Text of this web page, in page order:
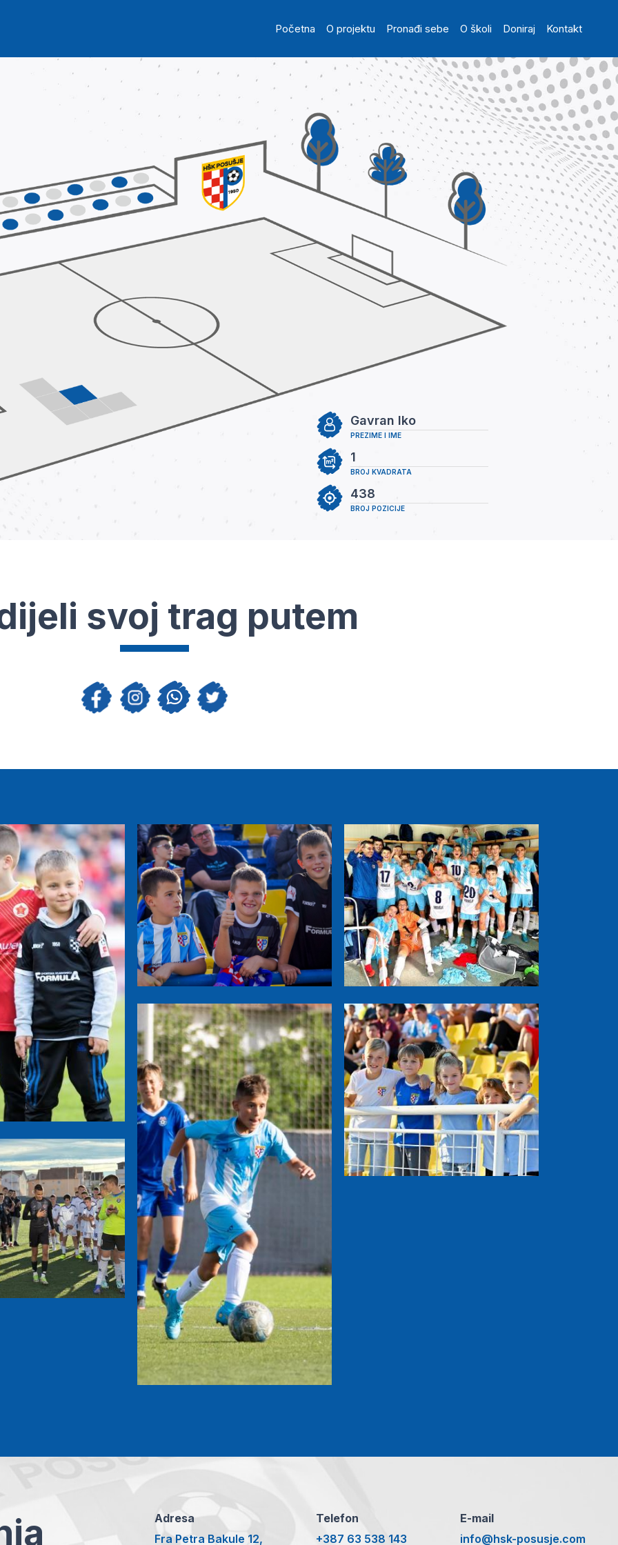
Main navigation
Početna O projektu Pronađi sebe O školi Doniraj Kontakt
PREZIME I IME
Gavran Iko
BROJ KVADRATA
1
BROJ POZICIJE
438
svoj trag putem
Adresa
Fra Petra Bakule 12,
Telefon
+387 63 538 143
E-mail
info@hsk-posusje.com